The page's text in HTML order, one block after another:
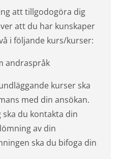
att tillgodogöra dig
att du har kunskaper
i följande kurs/kurser:
andraspråk
kurser ska
med din ansökan.
du kontakta din
av din
ska du bifoga din